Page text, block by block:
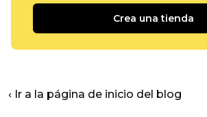
Crea una tienda
‹ Ir a la página de inicio del blog